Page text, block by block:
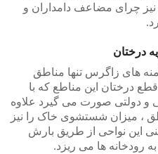
چرای مضاعف دامداران و
درختان
های زاگرس تنها مناطق
درختان این مناطع که با
و دولتی صورت می گیرد علاوه
، میزان شستشوی خاک را نیز
این نواحی از طریق بارش
ها می ریزد.